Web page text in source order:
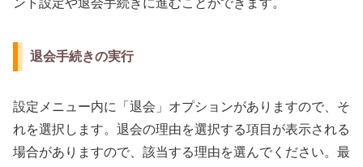
ント設定や退会手続きに進むことができます。
退会手続きの実行
設定メニュー内に「退会」オプションがありますので、そ
れを選択します。退会の理由を選択する項目が表示される
場合がありますので、該当する理由を選んでください。最